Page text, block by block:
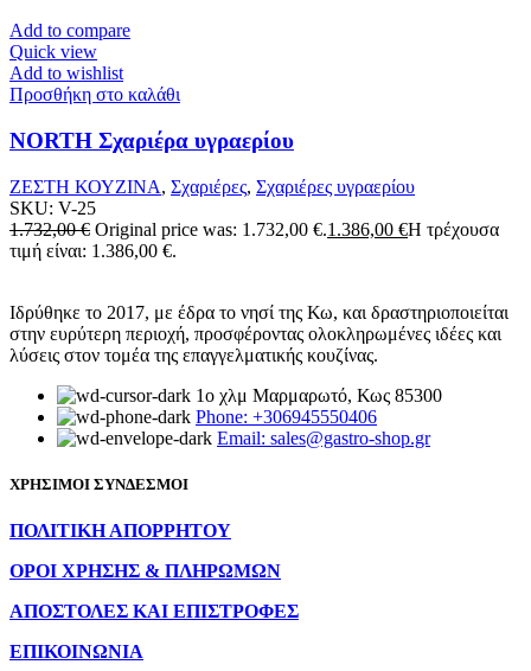
Add to compare
Quick view
Add to wishlist
Προσθήκη στο καλάθι
NORTH Σχαριέρα υγραερίου
ΖΕΣΤΗ ΚΟΥΖΙΝΑ, Σχαριέρες, Σχαριέρες υγραερίου
SKU: V-25
1.732,00€ Original price was: 1.732,00 €.1.386,00 €Η τρέχουσα
τιμή είναι: 1.386,00 €.
Ιδρύθηκε το 2017, με έδρα το νησί της Κω, και δραστηριοποιείται
στην ευρύτερη περιοχή, προσφέροντας ολοκληρωμένες ιδέες και
λύσεις στον τομέα της επαγγελματικής κουζίνας.
1ο χλμ Μαρμαρωτό, Κως 85300
Phone: +306945550406
Email: sales@gastro-shop.gr
ΧΡΗΣΙΜΟΙ ΣΥΝΔΕΣΜΟΙ
ΠΟΛΙΤΙΚΗ ΑΠΟΡΡΗΤΟΥ
ΟΡΟΙ ΧΡΗΣΗΣ & ΠΛΗΡΩΜΩΝ
ΑΠΟΣΤΟΛΕΣ ΚΑΙ ΕΠΙΣΤΡΟΦΕΣ
ΕΠΙΚΟΙΝΩΝΙΑ